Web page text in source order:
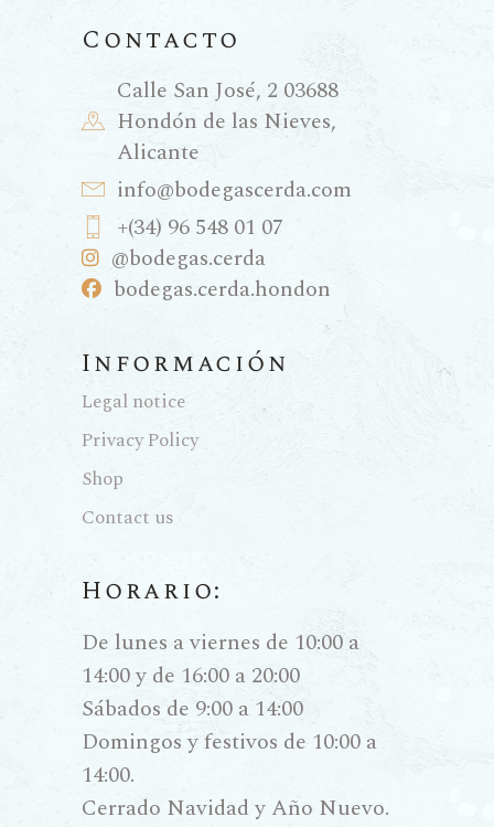
Contacto
Calle San José, 2 03688
Hondón de las Nieves,
Alicante
info@bodegascerda.com
+(34) 96 548 01 07
@bodegas.cerda
bodegas.cerda.hondon
Información
Legal notice
Privacy Policy
Shop
Contact us
Horario:
De lunes a viernes de 10:00 a
14:00 y de 16:00 a 20:00
Sábados de 9:00 a 14:00
Domingos y festivos de 10:00 a
14:00.
Cerrado Navidad y Año Nuevo.